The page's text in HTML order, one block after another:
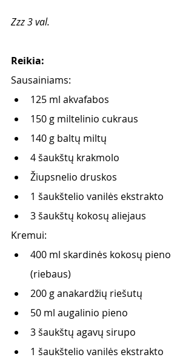
Zzz 3 val.
Reikia:
Sausainiams:
125 ml akvafabos
150 g miltelinio cukraus
140 g baltų miltų
4 šaukštų krakmolo
Žiupsnelio druskos
1 šaukštelio vanilės ekstrakto
3 šaukštų kokosų aliejaus
Kremui:
400 ml skardinės kokosų pieno
(riebaus)
200 g anakardžių riešutų
50 ml augalinio pieno
3 šaukštų agavų sirupo
1 šaukštelio vanilės ekstrakto